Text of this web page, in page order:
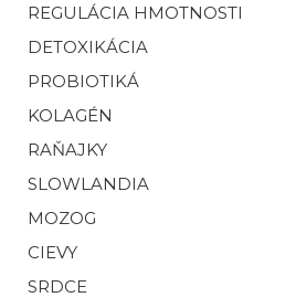
REGULÁCIA HMOTNOSTI
DETOXIKÁCIA
PROBIOTIKÁ
KOLAGÉN
RAŇAJKY
SLOWLANDIA
MOZOG
CIEVY
SRDCE